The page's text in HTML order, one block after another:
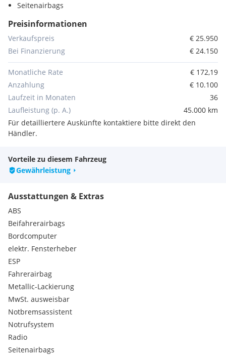
Seitenairbags
Bordcomputer
Servolenkung
Tagfahrlicht
Reifendruckkontrolle
Sonnenschutzverglasung
Wegfahrsperre
Frontantrieb
Extras:
Preisinformationen
Verkaufspreis
€ 25.950
Bei Finanzierung
€ 24.150
Monatliche Rate
€ 172,19
Anzahlung
€ 10.100
Laufzeit in Monaten
36
Laufleistung (p. A.)
45.000 km
Für detailliertere Auskünfte kontaktiere bitte direkt den
Händler.
Vorteile zu diesem Fahrzeug
Gewährleistung
Ausstattungen & Extras
ABS
Beifahrerairbags
Bordcomputer
elektr. Fensterheber
ESP
Fahrerairbag
Metallic-Lackierung
MwSt. ausweisbar
Notbremsassistent
Notrufsystem
Radio
Seitenairbags